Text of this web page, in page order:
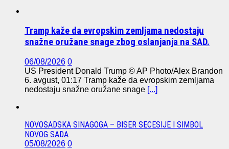
Tramp kaže da evropskim zemljama nedostaju
snažne oružane snage zbog oslanjanja na SAD.
06/08/2026 0
US President Donald Trump © AP Photo/Alex Brandon
6. avgust, 01:17 Tramp kaže da evropskim zemljama
nedostaju snažne oružane snage [...]
NOVOSADSKA SINAGOGA – BISER SECESIJE I SIMBOL
NOVOG SADA
05/08/2026 0